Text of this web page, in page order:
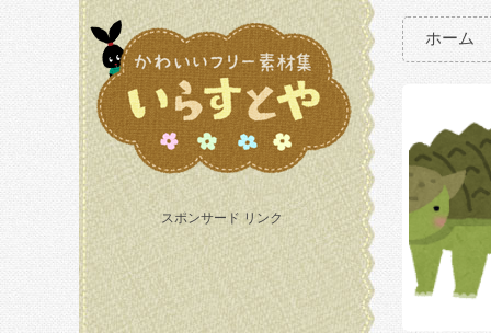
スポンサード リンク
ホーム